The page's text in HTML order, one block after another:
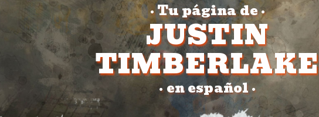
•Tu página de•
JUSTIN
TIMBERLAKE
•en español •